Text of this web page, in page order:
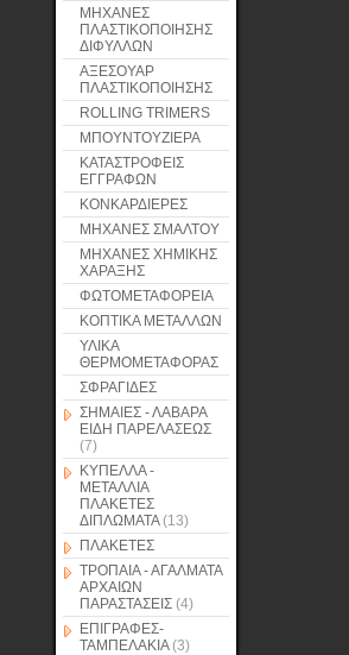
ΜΗΧΑΝΕΣ
ΠΛΑΣΤΙΚΟΠΟΙΗΣΗΣ
ΔΙΦΥΛΛΩΝ
ΑΞΕΣΟΥΑΡ
ΠΛΑΣΤΙΚΟΠΟΙΗΣΗΣ
ROLLING TRIMERS
ΜΠΟΥΝΤΟΥΖΙΕΡΑ
ΚΑΤΑΣΤΡΟΦΕΙΣ
ΕΓΓΡΑΦΩΝ
ΚΟΝΚΑΡΔΙΕΡΕΣ
ΜΗΧΑΝΕΣ ΣΜΑΛΤΟΥ
ΜΗΧΑΝΕΣ ΧΗΜΙΚΗΣ
ΧΑΡΑΞΗΣ
ΦΩΤΟΜΕΤΑΦΟΡΕΙΑ
ΚΟΠΤΙΚΑ ΜΕΤΑΛΛΩΝ
ΥΛΙΚΑ
ΘΕΡΜΟΜΕΤΑΦΟΡΑΣ
ΣΦΡΑΓΙΔΕΣ
ΣΗΜΑΙΕΣ - ΛΑΒΑΡΑ
ΕΙΔΗ ΠΑΡΕΛΑΣΕΩΣ
(7)
ΚΥΠΕΛΛΑ -
ΜΕΤΑΛΛΙΑ
ΠΛΑΚΕΤΕΣ
ΔΙΠΛΩΜΑΤΑ(13)
ΠΛΑΚΕΤΕΣ
ΤΡΟΠΑΙΑ - ΑΓΑΛΜΑΤΑ
ΑΡΧΑΙΩΝ
ΠΑΡΑΣΤΑΣΕΙΣ (4)
ΕΠΙΓΡΑΦΕΣ-
ΤΑΜΠΕΛΑΚΙΑ(3)